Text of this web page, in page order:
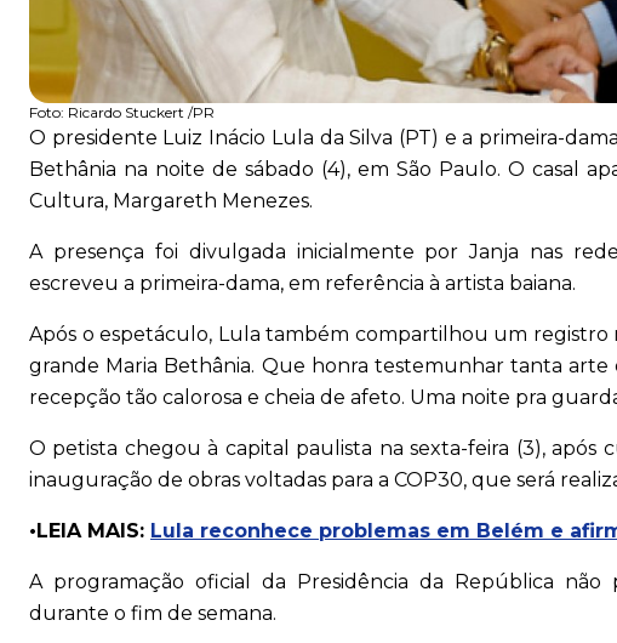
Foto: Ricardo Stuckert /PR
O presidente Luiz Inácio Lula da Silva (PT) e a primeira-
Bethânia na noite de sábado (4), em São Paulo. O casal
Cultura, Margareth Menezes.
A presença foi divulgada inicialmente por Janja nas
escreveu a primeira-dama, em referência à artista baiana.
Após o espetáculo, Lula também compartilhou um registro
grande Maria Bethânia. Que honra testemunhar tanta
recepção tão calorosa e cheia de afeto. Uma noite pra
O petista chegou à capital paulista na sexta-feira (3),
inauguração de obras voltadas para a COP30, que será
•LEIA MAIS: Lula reconhece problemas em Belém e
A programação oficial da Presidência da República não
durante o fim de semana.